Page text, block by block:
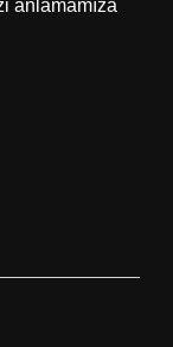
anlamamıza